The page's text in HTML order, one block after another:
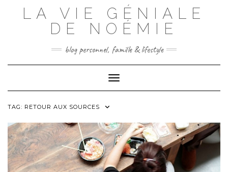
LA VIE GÉNIALE
DE NOÉMIE
blog personnel, famille & lifestyle
Toggle Navigation
TAG: RETOUR AUX SOURCES